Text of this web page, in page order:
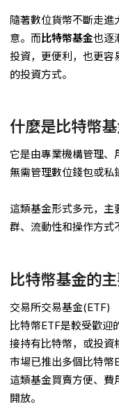
隨著數位貨幣不斷走進
意。而比特幣基金也逐
投資，更便利，也更容
的投資方式。
什麼是比特幣
它是由專業機構管理
無需管理數位錢包或私
這類基金形式多元，
群、流動性和操作方式
比特幣基金的
交易所交易基金(ETF)
比特幣ETF是較受歡迎
接持有比特幣，或投資
市場已推出多個比特幣
這類基金買賣方便、
開放。